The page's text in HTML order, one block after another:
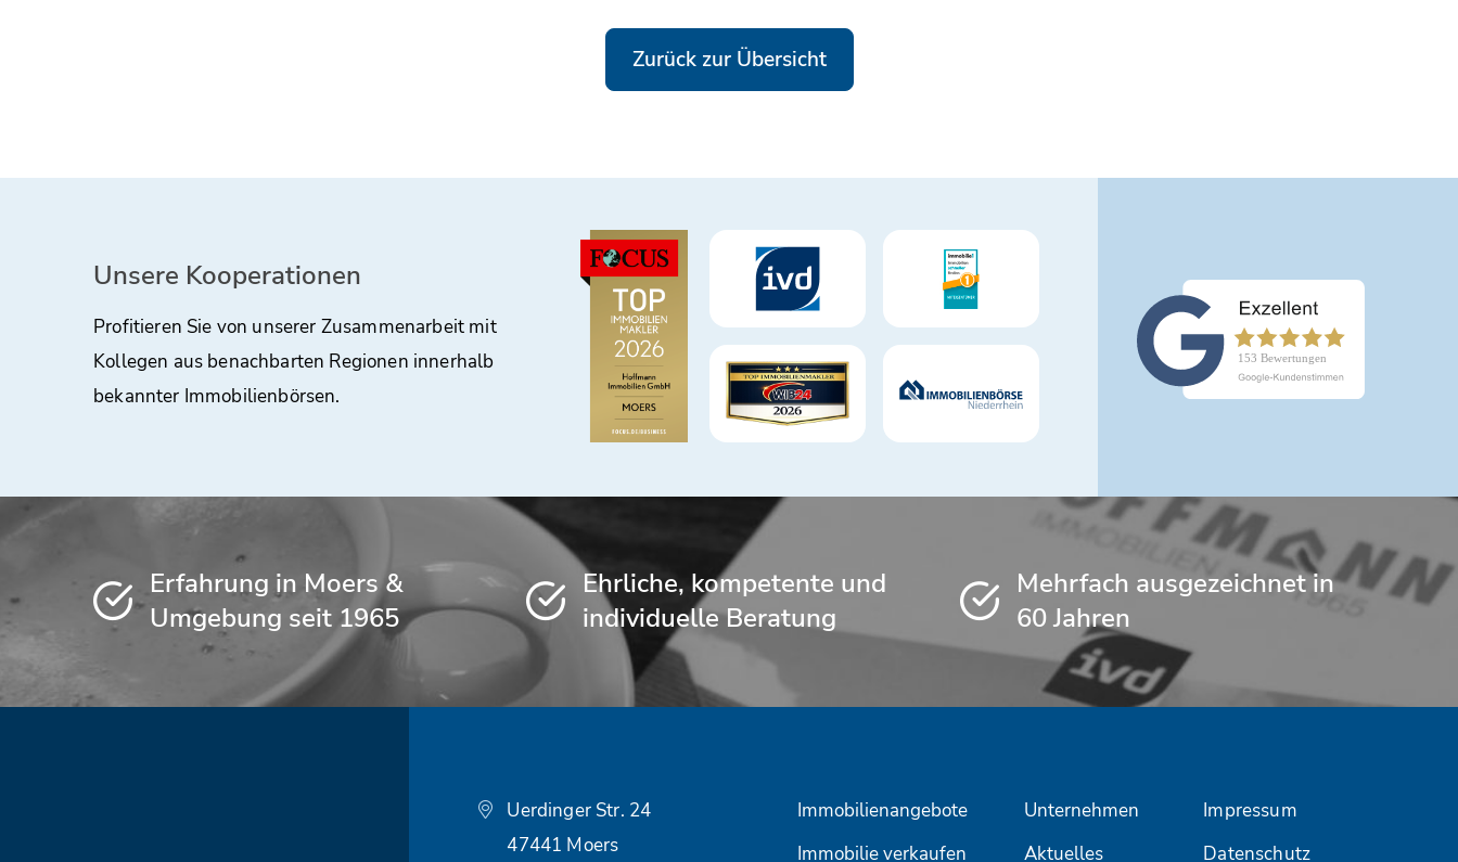
Zurück zur Übersicht
Unsere Kooperationen
Profitieren Sie von unserer Zusammenarbeit mit
Kollegen aus benachbarten Regionen innerhalb
bekannter Immobilienbörsen.
Erfahrung in Moers &
Umgebung seit 1965
Ehrliche, kompetente und
individuelle Beratung
Mehrfach ausgezeichnet in
60 Jahren
Uerdinger Str. 24
47441 Moers
Immobilienangebote
Unternehmen
Immobilie verkaufen
Aktuelles
Impressum
Datenschutz